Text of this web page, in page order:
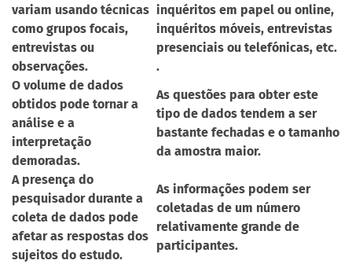
variam usando técnicas
como grupos focais,
entrevistas ou
observações.
inquéritos em papel ou online,
inquéritos móveis, entrevistas
presenciais ou telefónicas, etc.
.
O volume de dados
obtidos pode tornar a
análise e a
interpretação
demoradas.
As questões para obter este
tipo de dados tendem a ser
bastante fechadas e o tamanho
da amostra maior.
A presença do
pesquisador durante a
coleta de dados pode
afetar as respostas dos
sujeitos do estudo.
As informações podem ser
coletadas de um número
relativamente grande de
participantes.